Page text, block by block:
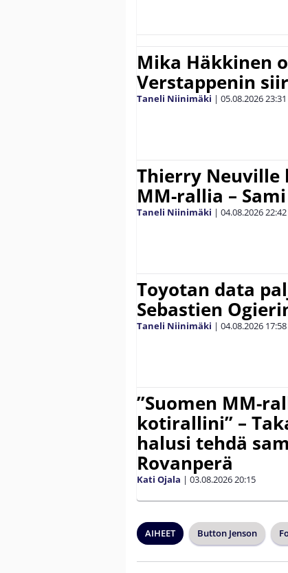
Mika Häkkinen
Verstappenin
Taneli Niinimäki | 05.08.202623:31
Thierry Neuville
MM-rallia –
Taneli Niinimäki | 04.08.202622:42
Toyotan data
Sebastien
Taneli Niinimäki | 04.08.2026 17:58
”Suomen MM-
kotirallini” –
halusi tehdä
Rovanperä
Kati Ojala | 03.08.202620:15
AIHEET Button Jenson